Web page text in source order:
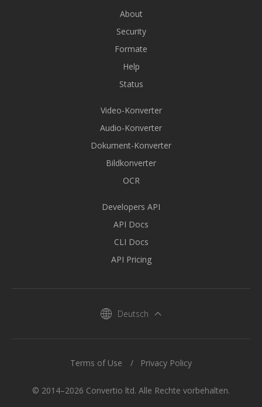
About
Security
Formate
Help
Status
Video-Konverter
Audio-Konverter
Dokument-Konverter
Bildkonverter
OCR
Developers API
API Docs
CLI Docs
API Pricing
Deutsch
© 2014–2026 Convertio ltd. Alle Rechte vorbehalten.
Terms of Use Privacy Policy